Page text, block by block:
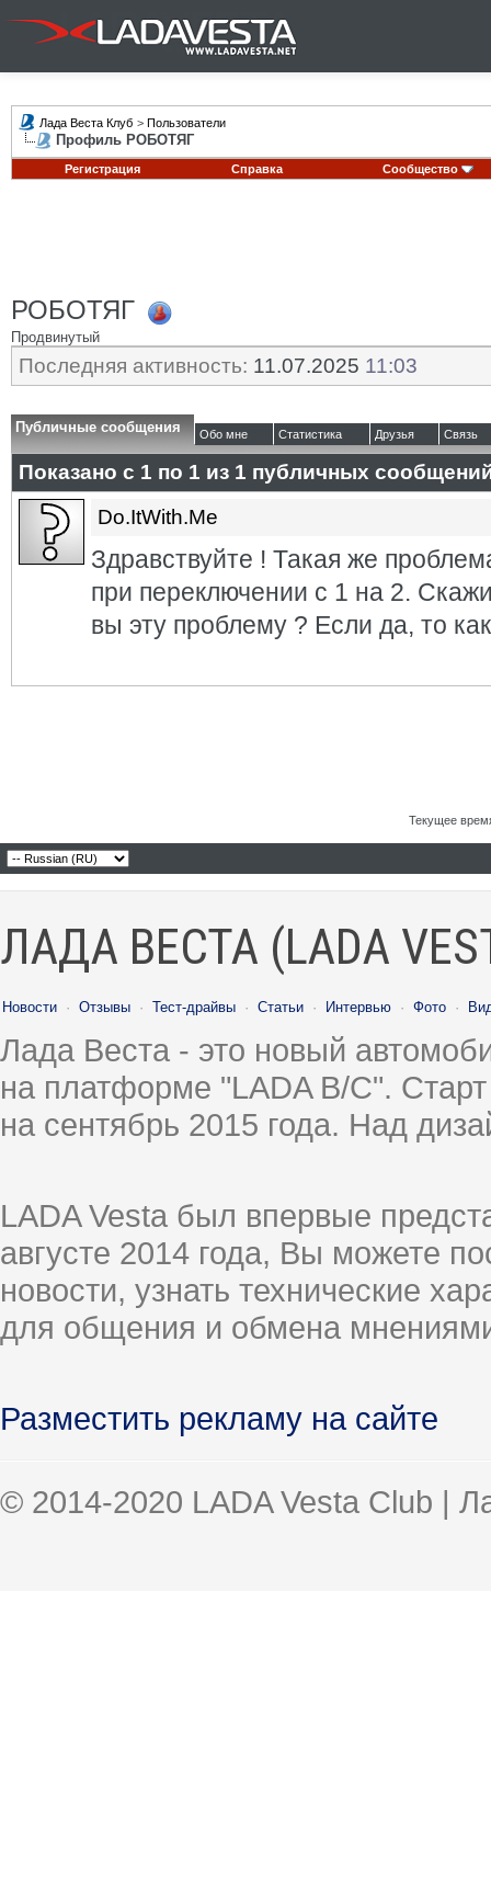
Лада Веста Клуб > Пользователи
Профиль РОБОТЯГ
Регистрация Справка Сообщество
РОБОТЯГ
Продвинутый
Последняя активность: 11.07.2025 11:03
Публичные сообщения Обо мне Статистика Друзья Связь
Показано с 1 по 1 из 1 публичных
Do.ItWith.Me
Здравствуйте ! Такая же
при переключении с 1 на 2.
вы эту проблему ? Если да, то
Текущее
ЛАДА ВЕСТА (LADA
Новости · Отзывы · Тест-драйвы · Статьи · Интервью · Фото ·
Лада Веста - это новый
на платформе "LADA B/C".
на сентябрь 2015 года. Над
LADA Vesta был впервые
августе 2014 года, Вы можете
новости, узнать технические
для общения и обмена
Разместить рекламу на сайте
© 2014-2020 LADA Vesta Club |